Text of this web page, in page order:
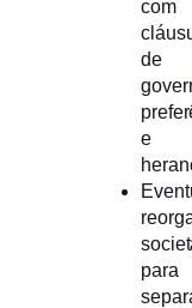
com
de
e
para